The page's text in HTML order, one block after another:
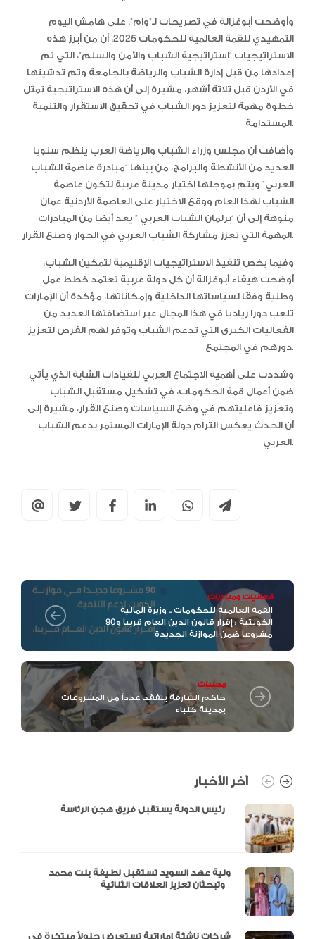
وأوضحت أبوغزالة في تصريحات لـ”وام”، على هامش اليوم
التمهيدي للقمة العالمية للحكومات 2025، أن من أبرز هذه
الاستراتيجيات “استراتيجية الشباب والأمن والسلم”، التي تم
إعدادها من قبل إدارة الشباب والرياضة بالجامعة وتم تدشينها
في الأردن قبل ثلاثة أشهر، مشيرة إلى أن هذه الاستراتيجية تمثل
خطوة مهمة لتعزيز دور الشباب في تحقيق الاستقرار والتنمية
المستدامة.
وأضافت أن مجلس وزراء الشباب والرياضة العرب ينظم سنويا
العديد من الأنشطة والبرامج، من بينها “مبادرة عاصمة الشباب
العربي” ويتم بموجلها اختيار مدينة عربية لتكون عاصمة
الشباب لهذا العام ووقع الاختيار على العاصمة الأردنية عمان
منوهة إلى أن “برلمان الشباب العربي ” يعد أيضا من المبادرات
المهمة التي تعزز مشاركة الشباب العربي في الحوار وصنع القرار.
وفيما يخص تنفيذ الاستراتيجيات الإقليمية لتمكين الشباب،
أوضحت هيفاء أبوغزالة أن كل دولة عربية تعتمد خطط عمل
وطنية وفقًا لسياساتها الداخلية وإمكاناتها، مؤكدة أن الإمارات
تلعب دورا رياديا في هذا المجال عبر استضافتها العديد من
الفعاليات الكبرى التي تدعم الشباب وتوفر لهم الفرص لتعزيز
دورهم في المجتمع.
وشددت على أهمية الاجتماع العربي للقيادات الشابة الذي يأتي
ضمن أعمال قمة الحكومات، في تشكيل مستقبل الشباب
وتعزيز فاعليتهم في وضع السياسات وصنع القرار، مشيرة إلى
أن الحدث يعكس الترام دولة الإمارات المستمر بدعم الشباب
العربي.
فعاليات ومبادرات
القمة العالمية للحكومات .. وزيرة المالية
الكويتية : إقرار قانون الدين العام قريباً و90
مشروعاً ضمن الموازنة الجديدة
محليات
حاكم الشارقة يتفقد عدداً من المشروعات
بمدينة كلباء
آخر الأخبار
ولية عهد السويد تستقبل لطيفة بنت محمد
شركات ناشئة إماراتية تستعرض حلولاً مبتكرة في